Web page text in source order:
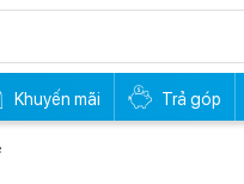
Khuyến mãi Trả góp